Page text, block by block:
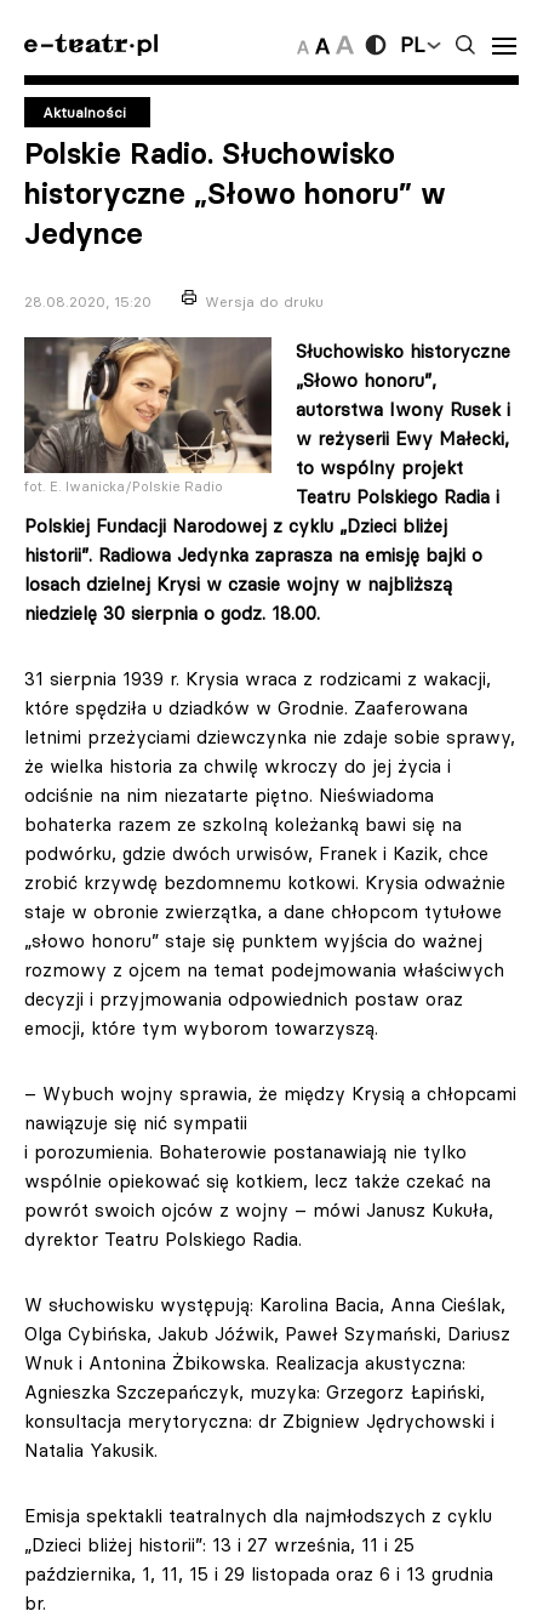
PL
Aktualności
Polskie Radio. Słuchowisko
historyczne „Słowo honoru” w
Jedynce
28.08.2020, 15:20 Wersja do druku
fot. E. Iwanicka/Polskie Radio
Słuchowisko historyczne
„Słowo honoru”,
autorstwa Iwony Rusek i
w reżyserii Ewy Małecki,
to wspólny projekt
Teatru Polskiego Radia i
Polskiej Fundacji Narodowej z cyklu „Dzieci bliżej
historii”. Radiowa Jedynka zaprasza na emisję bajki o
losach dzielnej Krysi w czasie wojny w najbliższą
niedzielę 30 sierpnia o godz. 18.00.
31 sierpnia 1939 r. Krysia wraca z rodzicami z wakacji,
które spędziła u dziadków w Grodnie. Zaaferowana
letnimi przeżyciami dziewczynka nie zdaje sobie sprawy,
że wielka historia za chwilę wkroczy do jej życia i
odciśnie na nim niezatarte piętno. Nieświadoma
bohaterka razem ze szkolną koleżanką bawi się na
podwórku, gdzie dwóch urwisów, Franek i Kazik, chce
zrobić krzywdę bezdomnemu kotkowi. Krysia odważnie
staje w obronie zwierzątka, a dane chłopcom tytułowe
„słowo honoru” staje się punktem wyjścia do ważnej
rozmowy z ojcem na temat podejmowania właściwych
decyzji i przyjmowania odpowiednich postaw oraz
emocji, które tym wyborom towarzyszą.
– Wybuch wojny sprawia, że między Krysią a chłopcami
nawiązuje się nić sympatii
i porozumienia. Bohaterowie postanawiają nie tylko
wspólnie opiekować się kotkiem, lecz także czekać na
powrót swoich ojców z wojny – mówi Janusz Kukuła,
dyrektor Teatru Polskiego Radia.
W słuchowisku występują: Karolina Bacia, Anna Cieślak,
Olga Cybińska, Jakub Jóźwik, Paweł Szymański, Dariusz
Wnuk i Antonina Żbikowska. Realizacja akustyczna:
Agnieszka Szczepańczyk, muzyka: Grzegorz Łapiński,
konsultacja merytoryczna: dr Zbigniew Jędrychowski i
Natalia Yakusik.
Emisja spektakli teatralnych dla najmłodszych z cyklu
„Dzieci bliżej historii”: 13 i 27 września, 11 i 25
października, 1, 11, 15 i 29 listopada oraz 6 i 13 grudnia
br.